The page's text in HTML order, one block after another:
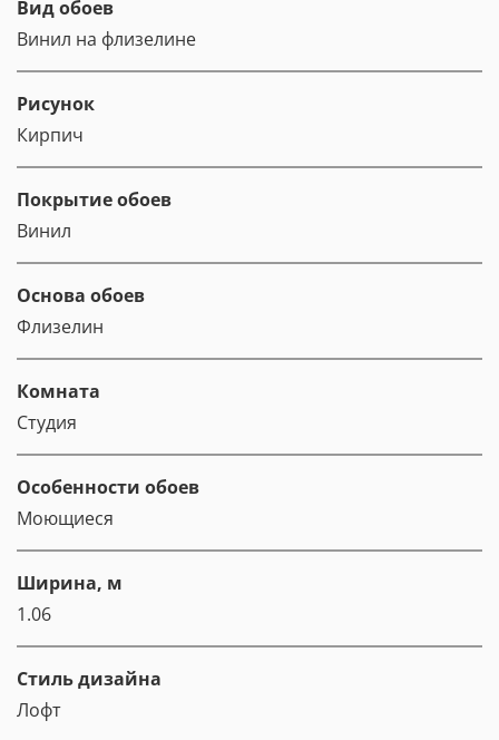
Вид обоев
Винил на флизелине
Рисунок
Кирпич
Покрытие обоев
Винил
Основа обоев
Флизелин
Комната
Студия
Особенности обоев
Моющиеся
Ширина, м
1.06
Стиль дизайна
Лофт